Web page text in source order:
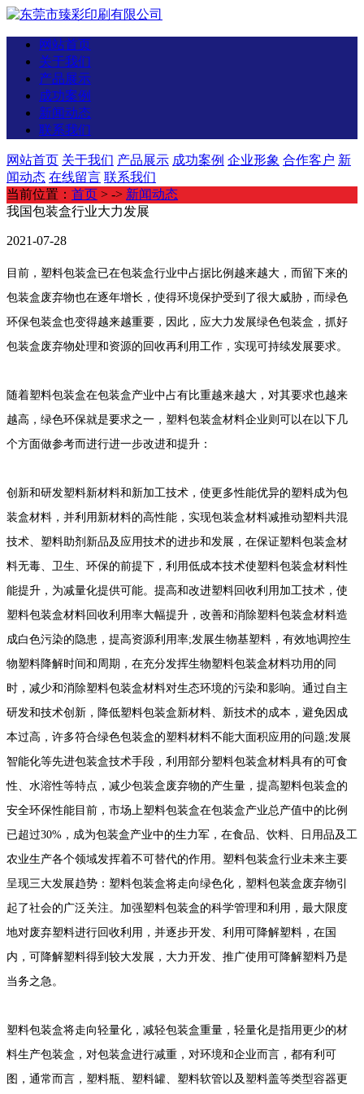
网站首页
关于我们
产品展示
成功案例
新闻动态
联系我们
网站首页 关于我们 产品展示 成功案例 企业形象 合作客户 新
闻动态 在线留言 联系我们
当前位置： 首页 > -> 新闻动态
我国包装盒行业大力发展
2021-07-28
目前，塑料包装盒已在包装盒行业中占据比例越来越大，而留下来的
包装盒废弃物也在逐年增长，使得环境保护受到了很大威胁，而绿色
环保包装盒也变得越来越重要，因此，应大力发展绿色包装盒，抓好
包装盒废弃物处理和资源的回收再利用工作，实现可持续发展要求。
随着塑料包装盒在包装盒产业中占有比重越来越大，对其要求也越来
越高，绿色环保就是要求之一，塑料包装盒材料企业则可以在以下几
个方面做参考而进行进一步改进和提升：
创新和研发塑料新材料和新加工技术，使更多性能优异的塑料成为包
装盒材料，并利用新材料的高性能，实现包装盒材料减推动塑料共混
技术、塑料助剂新品及应用技术的进步和发展，在保证塑料包装盒材
料无毒、卫生、环保的前提下，利用低成本技术使塑料包装盒材料性
能提升，为减量化提供可能。提高和改进塑料回收利用加工技术，使
塑料包装盒材料回收利用率大幅提升，改善和消除塑料包装盒材料造
成白色污染的隐患，提高资源利用率;发展生物基塑料，有效地调控生
物塑料降解时间和周期，在充分发挥生物塑料包装盒材料功用的同
时，减少和消除塑料包装盒材料对生态环境的污染和影响。通过自主
研发和技术创新，降低塑料包装盒新材料、新技术的成本，避免因成
本过高，许多符合绿色包装盒的塑料材料不能大面积应用的问题;发展
智能化等先进包装盒技术手段，利用部分塑料包装盒材料具有的可食
性、水溶性等特点，减少包装盒废弃物的产生量，提高塑料包装盒的
安全环保性能目前，市场上塑料包装盒在包装盒产业总产值中的比例
已超过30%，成为包装盒产业中的生力军，在食品、饮料、日用品及工
农业生产各个领域发挥着不可替代的作用。塑料包装盒行业未来主要
呈现三大发展趋势：塑料包装盒将走向绿色化，塑料包装盒废弃物引
起了社会的广泛关注。加强塑料包装盒的科学管理和利用，最大限度
地对废弃塑料进行回收利用，并逐步开发、利用可降解塑料，在国
内，可降解塑料得到较大发展，大力开发、推广使用可降解塑料乃是
当务之急。
塑料包装盒将走向轻量化，减轻包装盒重量，轻量化是指用更少的材
料生产包装盒，对包装盒进行减重，对环境和企业而言，都有利可
图，通常而言，塑料瓶、塑料罐、塑料软管以及塑料盖等类型容器更